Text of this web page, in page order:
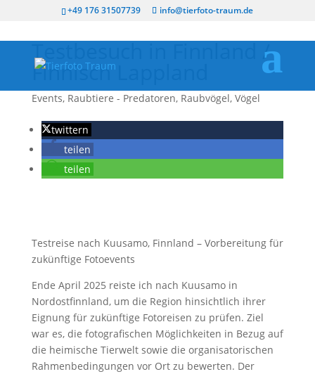
+49 176 31507739 info@tierfoto-traum.de
Testbesuch in Finnland /
Finnisch Lappland
Events, Raubtiere - Predatoren, Raubvögel, Vögel
twittern
teilen
teilen
Testreise nach Kuusamo, Finnland – Vorbereitung für
zukünftige Fotoevents
Ende April 2025 reiste ich nach Kuusamo in
Nordostfinnland, um die Region hinsichtlich ihrer
Eignung für zukünftige Fotoreisen zu prüfen. Ziel
war es, die fotografischen Möglichkeiten in Bezug auf
die heimische Tierwelt sowie die organisatorischen
Rahmenbedingungen vor Ort zu bewerten. Der